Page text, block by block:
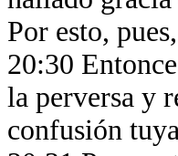
Por esto,
20:30
la perversa y
confusión